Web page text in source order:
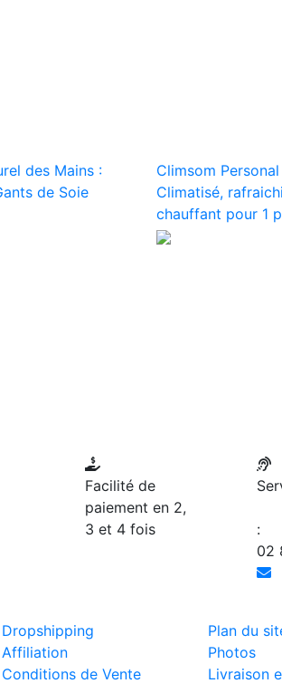
des Mains :
de Soie
Climsom
Climatisé,
chauffant pour 1
Facilité de
paiement en 2,
3 et 4 fois
:
02
Dropshipping
Plan du
Affiliation
Photos
Conditions de Vente Livraison